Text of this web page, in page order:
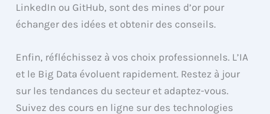
LinkedIn ou GitHub, sont des mines d’or pour
échanger des idées et obtenir des conseils.
Enfin, réfléchissez à vos choix professionnels. L’IA
et le Big Data évoluent rapidement. Restez à jour
sur les tendances du secteur et adaptez-vous.
Suivez des cours en ligne sur des technologies